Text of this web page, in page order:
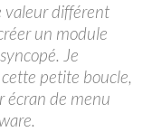
valeur différent
un module
Je
petite boucle,
écran de menu